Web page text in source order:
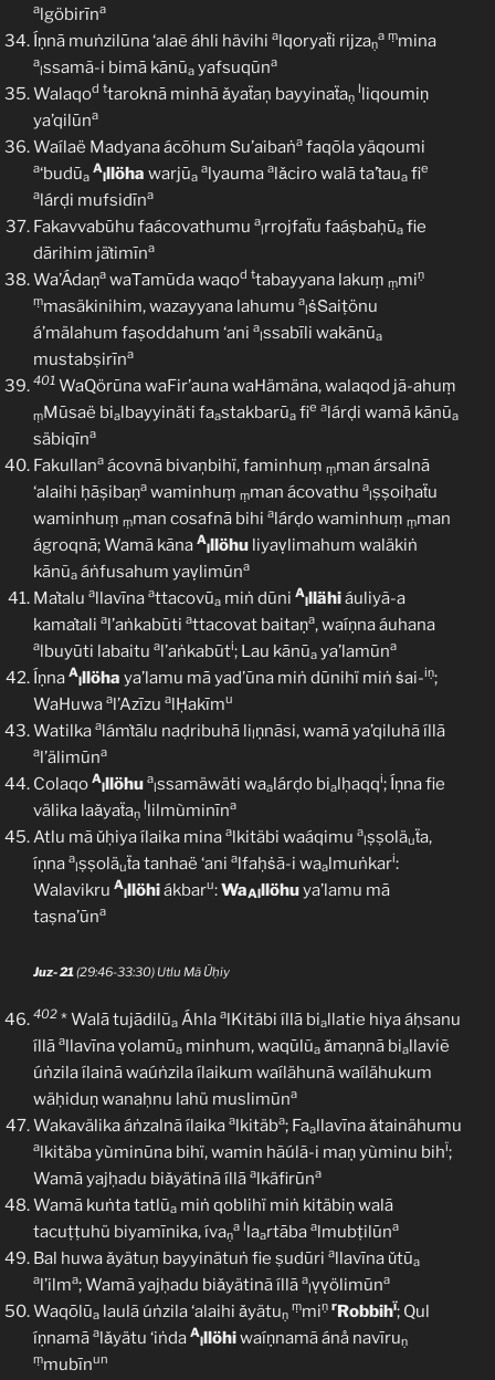
algöbirīna
Íṇnā muṅzilūna ‘alaẽ áhli hävihi alqoryaẗi rijzaṇ
a ṃmina
a
lssamã-i bimā kānūa yafsuqūna
Walaqod ttaroknā minhã ǎyaẗaņ bayyinaẗaṇ
lliqoumiṇ
ya’qilūna
Waílaë Madyana ácōhum Ṡu’aibaṅa faqōla yäqoumi
a‘budūa
A
lllöha warjūa
alyauma alǎciro walā ta’ṫaua fie
alárḍi mufsidīna
Fakavvabūhu faácovathumu a
lrrojfaẗu faáṣbaḥūa fie
dārihim jäṫimīna
Wa’Ádaṇa waṪamūda waqod ttabayyana lakuṃ ṃmiṇ
ṃmasäkinihim, wazayyana lahumu a
lṡṠaiṭönu
á’mälahum faṣoddahum ‘ani a
lssabīli wakānūa
mustabṣirīna
401 WaQörūna waFir’auna waHämäna, walaqod jã-ahuṃ
ṃMūsaë bialbayyinäti faastakbarūa fie alárḍi wamā kānūa
säbiqīna
Fakullana ácovnā bivaņbihï, faminhuṃ ṃman ársalnā
‘alaihi ḥāṣibaṇa waminhuṃ ṃman ácovathu a
lṣṣoiḥaẗu
waminhuṃ ṃman cosafnā bihi alárḍo waminhuṃ ṃman
ágroqnā; Wamā kāna A
lllöhu liyaṿlimahum waläkiṅ
kānũa áṅfusahum yaṿlimūna
Maṫalu allavīna attacovūa miṅ dūni A
lllähiáuliyã-a
kamaṫali al’aṅkabūti attacovat baitaṇa, waíṇna áuhana
albuyūti labaitu al’aṅkabūti; Lau kānūa ya’lamūna
Íṇna A
lllöha ya’lamu mā yad’ūna miṅ dūnihï miṅ ṡai-iṇ;
WaHuwa al’Azīzu alḤakīmu
Watilka alámṫālu naḍribuhā lilṇnāsi, wamā ya’qiluhã íllā
al’älimūna
Colaqo A
lllöhu a
lssamäwäti waalárḍo bialḥaqqi; Íṇna fie
välika laǎyaẗaṇ
llilmùminīna
Atlu mã ǔḥiya ílaika mina alkitäbi waáqimu a
lṣṣoläuẗa,
íṇna a
lṣṣoläuẗa tanhaë ‘ani alfaḥṡã-i waalmuṅkari:
Walavikru A
lllöhiákbaru:WaAlllöhuya’lamu mā
taṣna’ūna
Juz- 21(29:46-33:30) Utlu Mã Ǔḥiy
402 * Walā tujādilũa Áhla alKitäbi íllā biallatie hiya áḥsanu
íllā allavīna ṿolamūa minhum, waqūlũa ǎmaṇnā biallaviẽ
úṅzila ílainā waúṅzila ílaikum waílähunā waílähukum
wäḥiduṇ wanaḥnu lahü muslimūna
Wakavälika áṅzalnã ílaika alkitäba; Faallavīna ǎtainähumu
alkitäba yùminūna bihï, wamin hãúlã-i maṇ yùminu bihï;
Wamā yajḥadu biǎyätinã íllā alkäfirūna
Wamā kuṅta tatlūa miṅ qoblihï miṅ kitäbiṇ walā
tacuṭṭuhü biyamīnika, ívaṇ
a llaartāba almubṭilūna
Bal huwa ǎyätuņ bayyinätuṅ fie ṣudūri allavīna ǔtūa
al’ilma; Wamā yajḥadu biǎyätinã íllā a
lṿṿölimūna
Waqōlūa laulã úṅzila ‘alaihi ǎyätuṇ
ṃmiṇ rRobbihï; Qul
íṇnamā alǎyätu ‘iṅda A
lllöhiwaíṇnamã ánå navīruṇ
ṃmubīnun